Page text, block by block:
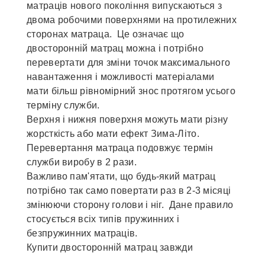
матраців нового покоління випускаються з
двома робочими поверхнями на протилежних
сторонах матраца. Це означає що
двосторонній матрац можна і потрібно
перевертати для зміни точок максимального
навантаження і можливості матеріалами
мати більш рівномірний знос протягом усього
терміну служби.
Верхня і нижня поверхня можуть мати різну
жорсткість або мати ефект Зима-Літо.
Перевертання матраца подовжує термін
служби виробу в 2 рази.
Важливо пам'ятати, що будь-який матрац
потрібно так само повертати раз в 2-3 місяці
змінюючи сторону голови і ніг. Дане правило
стосується всіх типів пружинних і
безпружинних матраців.
Купити двосторонній матрац завжди